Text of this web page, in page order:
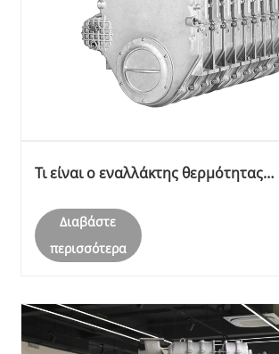
Τι είναι ο εναλλάκτης θερμότητας
Διαβάστε
περισσότερα